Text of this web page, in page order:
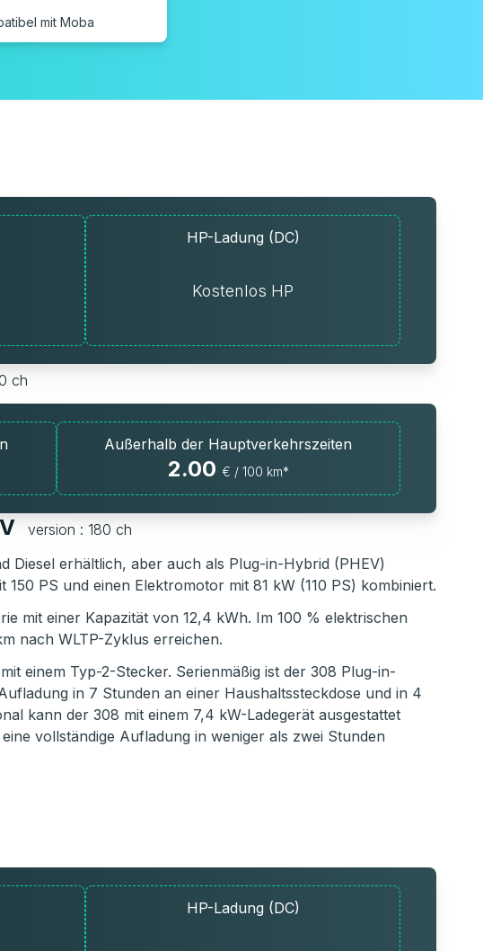
mit Moba
HP-Ladung (DC)
Kostenlos HP
ch
Außerhalb der Hauptverkehrszeiten
2.00 € / 100 km*
version : 180 ch
Diesel erhältlich, aber auch als Plug-in-Hybrid (PHEV)
PS und einen Elektromotor mit 81 kW (110 PS) kombiniert.
mit einer Kapazität von 12,4 kWh. Im 100 % elektrischen
nach WLTP-Zyklus erreichen.
einem Typ-2-Stecker. Serienmäßig ist der 308 Plug-in-
in 7 Stunden an einer Haushaltssteckdose und in 4
kann der 308 mit einem 7,4 kW-Ladegerät ausgestattet
vollständige Aufladung in weniger als zwei Stunden
HP-Ladung (DC)